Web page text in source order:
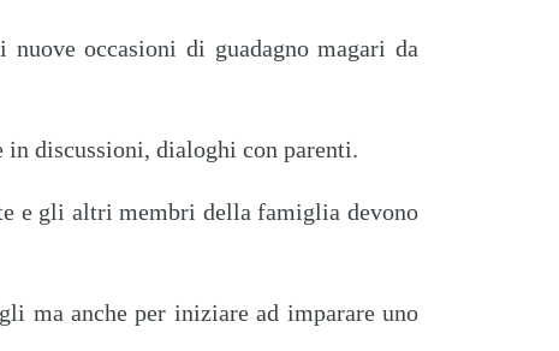
occasioni di guadagno magari da
in discussioni, dialoghi con parenti.
e gli altri membri della famiglia devono
ma anche per iniziare ad imparare uno